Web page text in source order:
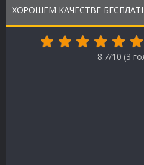
ХОРОШЕМ КАЧЕСТВЕ
8.7/10 (3